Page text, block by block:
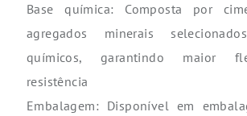
Base química: Composta por
agregados minerais
químicos, garantindo maior
resistência
Embalagem: Disponível em